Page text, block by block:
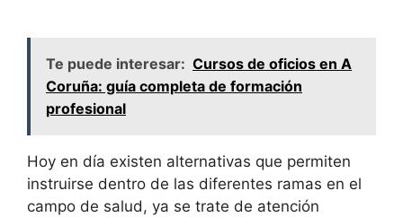
Te puede interesar: Cursos de oficios en A
Coruña: guía completa de formación
profesional
Hoy en día existen alternativas que permiten
instruirse dentro de las diferentes ramas en el
campo de salud, ya se trate de atención